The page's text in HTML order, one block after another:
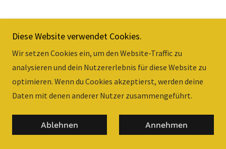
Diese Website verwendet Cookies.
Wir setzen Cookies ein, um den Website-Traffic zu
analysieren und dein Nutzererlebnis für diese Website zu
optimieren. Wenn du Cookies akzeptierst, werden deine
Daten mit denen anderer Nutzer zusammengeführt.
Ablehnen Annehmen